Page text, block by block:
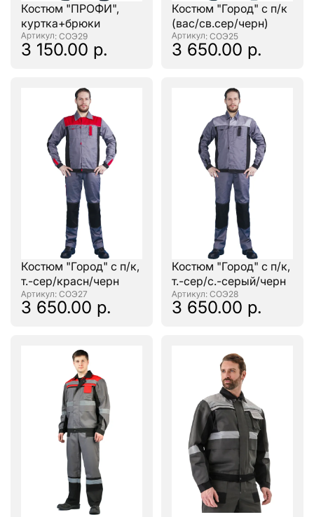
Костюм "ПРОФИ",
куртка+брюки
: СОЭ29
3 150.00 р.
Костюм "Город" с п/к
(вас/св.сер/черн)
: СОЭ25
3 650.00 р.
Костюм "Город" с п/к,
т.-сер/красн/черн
: СОЭ27
3 650.00 р.
Костюм "Город" с п/к,
т.-сер/с.-серый/черн
: СОЭ28
3 650.00 р.